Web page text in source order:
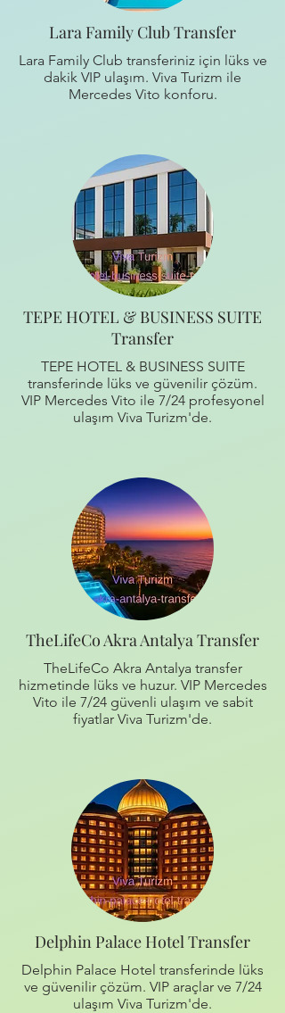
Lara Family Club Transfer
Lara Family Club transferiniz için lüks ve
dakik VIP ulaşım. Viva Turizm ile
Mercedes Vito konforu.
TEPE HOTEL & BUSINESS SUITE
Transfer
TEPE HOTEL & BUSINESS SUITE
transferinde lüks ve güvenilir çözüm.
VIP Mercedes Vito ile 7/24 profesyonel
ulaşım Viva Turizm'de.
TheLifeCo Akra Antalya Transfer
TheLifeCo Akra Antalya transfer
hizmetinde lüks ve huzur. VIP Mercedes
Vito ile 7/24 güvenli ulaşım ve sabit
fiyatlar Viva Turizm'de.
Delphin Palace Hotel Transfer
Delphin Palace Hotel transferinde lüks
ve güvenilir çözüm. VIP araçlar ve 7/24
ulaşım Viva Turizm'de.